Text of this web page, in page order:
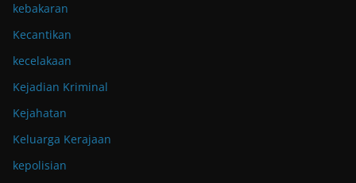
kebakaran
Kecantikan
kecelakaan
Kejadian Kriminal
Kejahatan
Keluarga Kerajaan
kepolisian